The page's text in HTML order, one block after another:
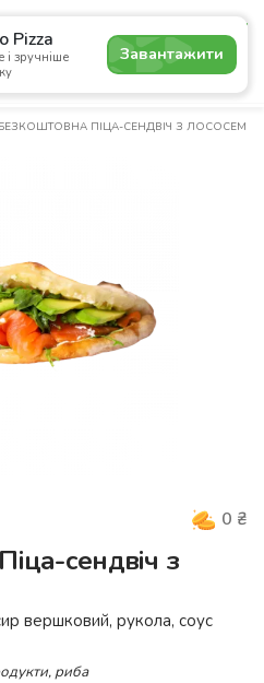
Pizza
зручніше
Завантажити
Бургери Комбо
БЕЗКОШТОВНА ПІЦА-СЕНДВІЧ З ЛОСОСЕМ
0 ₴
сендвіч з
вершковий, рукола, соус
риба